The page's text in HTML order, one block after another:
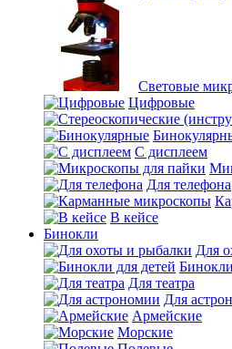
Световые
Цифровые
С дисплеем
Для телефона
В кейсе
Бинокли
Для
Для театра
Для
Армейские
Морские